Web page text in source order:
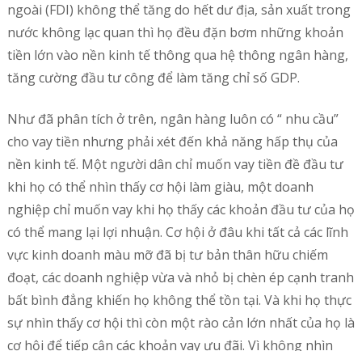
ngoài (FDI) không thể tăng do hết dư địa, sản xuất trong
nước không lạc quan thì họ đều đặn bơm những khoản
tiền lớn vào nền kinh tế thông qua hệ thông ngân hàng,
tăng cường đầu tư công để làm tăng chỉ số GDP.
Như đã phân tích ở trên, ngân hàng luôn có “ nhu cầu”
cho vay tiền nhưng phải xét đến khả năng hấp thụ của
nền kinh tế. Một người dân chỉ muốn vay tiền đề đầu tư
khi họ có thể nhìn thấy cơ hội làm giàu, một doanh
nghiệp chỉ muốn vay khi họ thấy các khoản đầu tư của họ
có thể mang lại lợi nhuận. Cơ hội ở đâu khi tất cả các lĩnh
vực kinh doanh màu mỡ đã bị tư bản thân hữu chiếm
đoạt, các doanh nghiệp vừa và nhỏ bị chèn ép cạnh tranh
bất bình đẳng khiến họ không thể tồn tại. Và khi họ thực
sự nhìn thấy cơ hội thì còn một rào cản lớn nhất của họ là
cơ hội để tiếp cận các khoản vay ưu đãi. Vì không nhìn